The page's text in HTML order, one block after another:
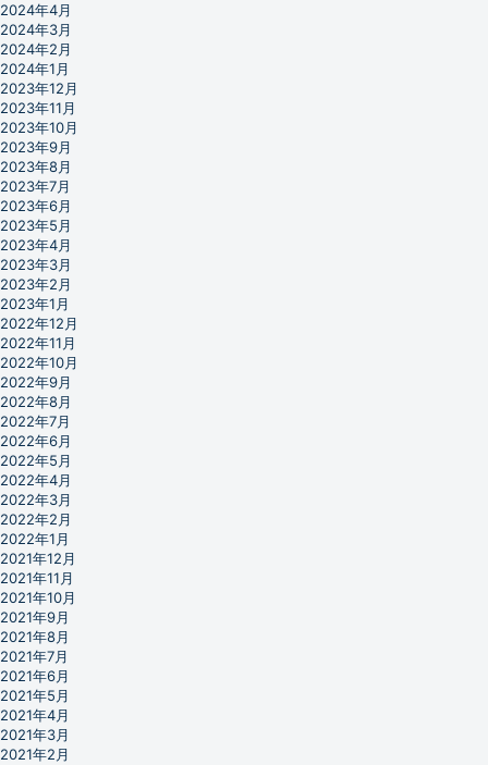
2024年4月
2024年3月
2024年2月
2024年1月
2023年12月
2023年11月
2023年10月
2023年9月
2023年8月
2023年7月
2023年6月
2023年5月
2023年4月
2023年3月
2023年2月
2023年1月
2022年12月
2022年11月
2022年10月
2022年9月
2022年8月
2022年7月
2022年6月
2022年5月
2022年4月
2022年3月
2022年2月
2022年1月
2021年12月
2021年11月
2021年10月
2021年9月
2021年8月
2021年7月
2021年6月
2021年5月
2021年4月
2021年3月
2021年2月